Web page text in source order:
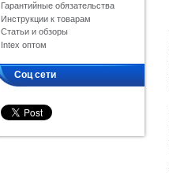
Гарантийные обязательства
Инструкции к товарам
Статьи и обзоры
Intex оптом
Соц сети